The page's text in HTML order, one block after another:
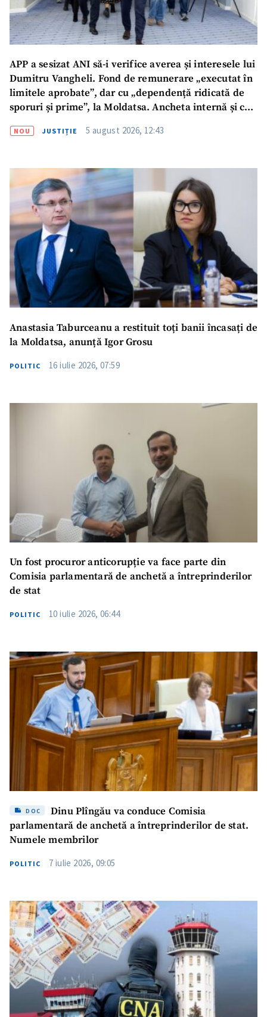
APP a sesizat ANI să-i verifice averea și interesele lui
Dumitru Vangheli. Fond de remunerare „executat în
limitele aprobate”, dar cu „dependență ridicată de
sporuri și prime”, la Moldatsa. Ancheta internă și cea
NOU JUSTIȚIE 5 august 2026, 12:43
Anastasia Taburceanu a restituit toți banii încasați de
la Moldatsa, anunță Igor Grosu
POLITIC 16 iulie 2026, 07:59
Un fost procuror anticorupție va face parte din
Comisia parlamentară de anchetă a întreprinderilor
de stat
POLITIC 10 iulie 2026, 06:44
DOC
Dinu Plîngău va conduce Comisia
parlamentară de anchetă a întreprinderilor de stat.
Numele membrilor
POLITIC 7 iulie 2026, 09:05